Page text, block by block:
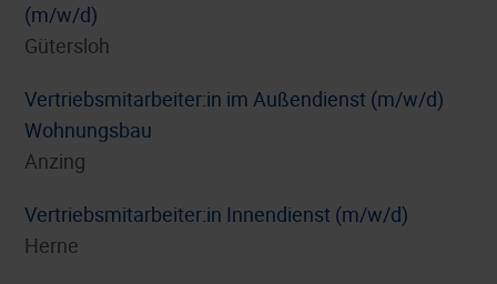
(m/w/d)
Gütersloh
Vertriebsmitarbeiter:in im Außendienst (m/w/d)
Wohnungsbau
Anzing
Vertriebsmitarbeiter:in Innendienst (m/w/d)
Herne